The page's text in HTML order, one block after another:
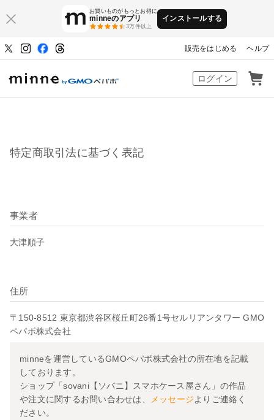
お買いものがもっとお得に
minneのアプリ
3万件以上
インストールする
販売をはじめる ヘルプ
ハンドメイドマーケット minne（ミン
ログイン
特定商取引法に基づく表記
事業者
大津順子
住所
〒150-8512 東京都渋谷区桜丘町26番1号セルリアンタワー GMO
ペパボ株式会社
minneを運営しているGMOペパボ株式会社の所在地を記載
しております。
ショップ「sovani【ソバニ】スマホケース屋さん」の作品
や注文に関するお問い合わせは、
メッセージよりご連絡く
ださい。